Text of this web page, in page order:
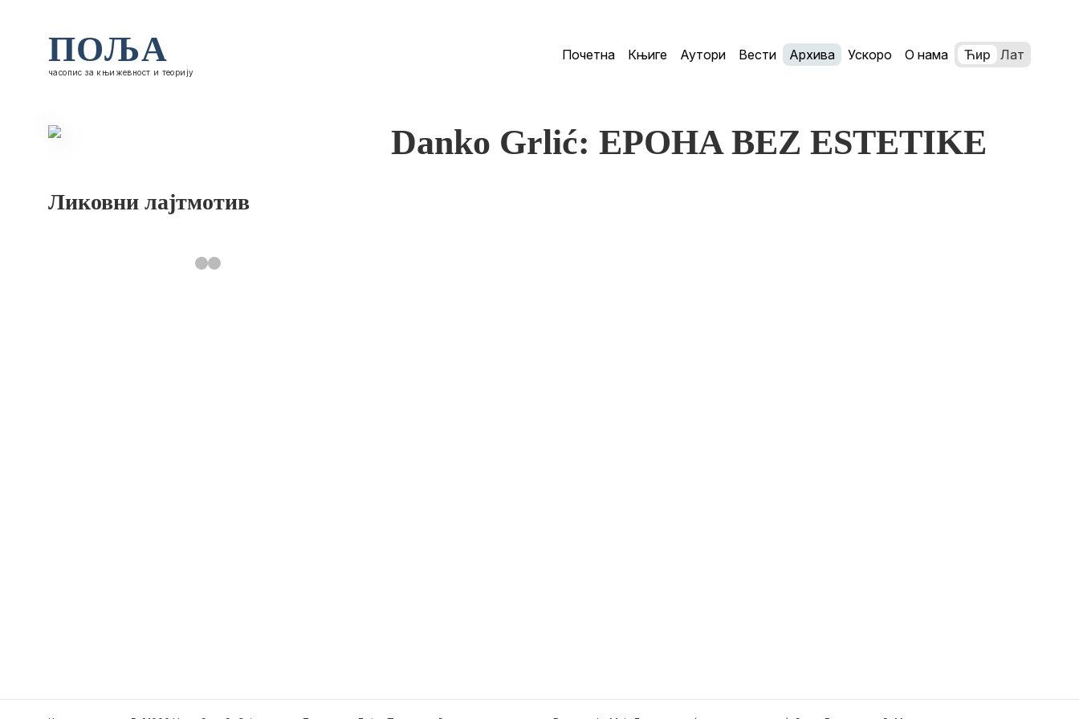
ПОЉА
часопис за књижевност и теорију
Почетна Књиге Аутори Вести Архива Ускоро О нама Ћир Лат
Ликовни лајтмотив
Danko Grlić: EPOHA BEZ ESTETIKE